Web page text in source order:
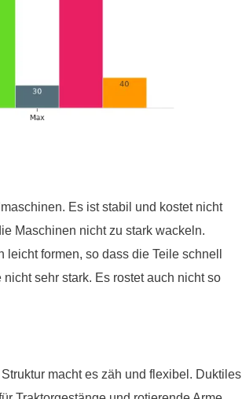
Es ist stabil und kostet nicht
Maschinen nicht zu stark wackeln.
formen, so dass die Teile schnell
sehr stark. Es rostet auch nicht so
macht es zäh und flexibel. Duktiles